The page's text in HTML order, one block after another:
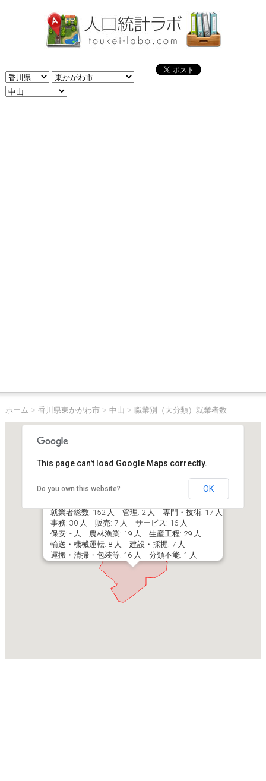
ホーム > 香川県東かがわ市> 中山 > 職業別（大分類）就業者数
就業者総数: 152 人 管理: 2 人 専門・技術: 17 人
事務: 30 人 販売: 7 人 サービス: 16 人
保安: - 人 農林漁業: 19 人 生産工程: 29 人
輸送・機械運転: 8 人 建設・採掘: 7 人
運搬・清掃・包装等: 16 人 分類不能: 1 人
This page can't load Google Maps correctly.
Do you own this website? OK